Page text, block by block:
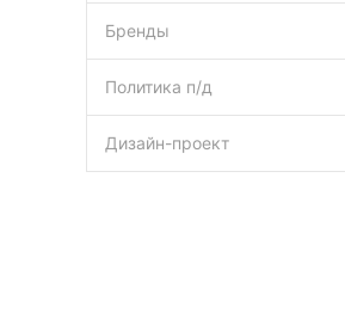
Бренды
Политика п/д
Дизайн-проект